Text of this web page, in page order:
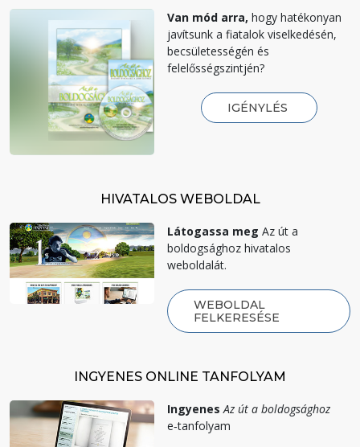
Van mód arra, hogy hatékonyan
javítsunk a fiatalok viselkedésén,
becsületességén és
felelősségszintjén?
IGÉNYLÉS
HIVATALOS WEBOLDAL
Látogassa meg Az út a
boldogsághoz hivatalos
weboldalát.
WEBOLDAL
FELKERESÉSE
INGYENES ONLINE TANFOLYAM
Ingyenes Az út a boldogsághoz
e‑tanfolyam